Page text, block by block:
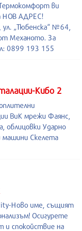
ви
НОВ АДРЕС!
ул. „Тюбенска“ №64,
Механото. За
0899 193 155
Кибо 2
ВиК мрежи Фаянс,
облицовки Ударно
машини Скелета
Ново име, същият
Осигурете
и спокойствие на